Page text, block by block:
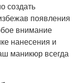
создать
появления
внимание
нанесения и
маникюр всегда